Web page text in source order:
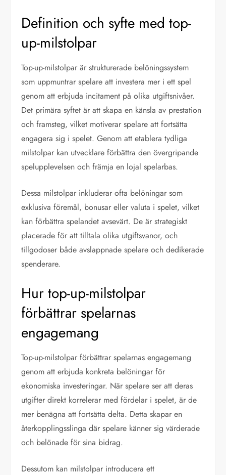
Definition och syfte med top-
up-milstolpar
Top-up-milstolpar är strukturerade belöningssystem
som uppmuntrar spelare att investera mer i ett spel
genom att erbjuda incitament på olika utgiftsnivåer.
Det primära syftet är att skapa en känsla av prestation
och framsteg, vilket motiverar spelare att fortsätta
engagera sig i spelet. Genom att etablera tydliga
milstolpar kan utvecklare förbättra den övergripande
spelupplevelsen och främja en lojal spelarbas.
Dessa milstolpar inkluderar ofta belöningar som
exklusiva föremål, bonusar eller valuta i spelet, vilket
kan förbättra spelandet avsevärt. De är strategiskt
placerade för att tilltala olika utgiftsvanor, och
tillgodoser både avslappnade spelare och dedikerade
spenderare.
Hur top-up-milstolpar
förbättrar spelarnas
engagemang
Top-up-milstolpar förbättrar spelarnas engagemang
genom att erbjuda konkreta belöningar för
ekonomiska investeringar. När spelare ser att deras
utgifter direkt korrelerar med fördelar i spelet, är de
mer benägna att fortsätta delta. Detta skapar en
återkopplingsslinga där spelare känner sig värderade
och belönade för sina bidrag.
Dessutom kan milstolpar introducera ett